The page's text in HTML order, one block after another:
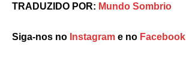
TRADUZIDO POR: Mundo Sombrio
Siga-nos no Instagram e no Facebook